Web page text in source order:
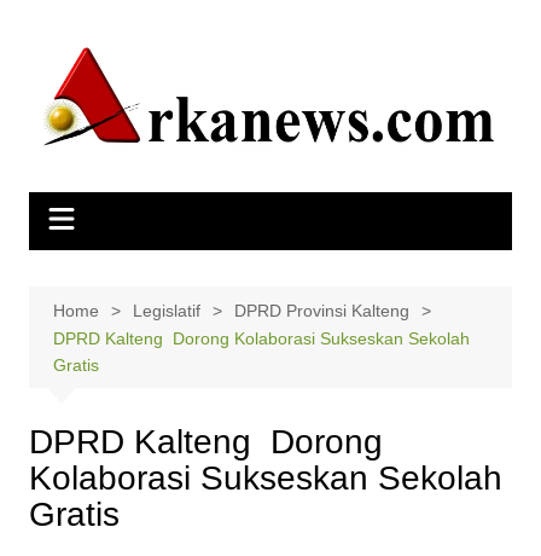
Home Legislatif
DPRD Provinsi Kalteng
DPRD Kalteng Dorong Kolaborasi Sukseskan Sekolah
Gratis
DPRD Kalteng Dorong
Kolaborasi Sukseskan Sekolah
Gratis